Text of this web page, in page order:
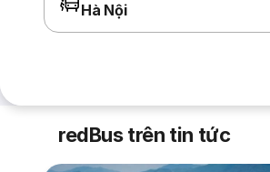
Hà Nội
redBus trên tin tức